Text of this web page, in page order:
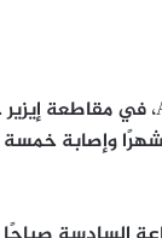
وإصابةخمسة